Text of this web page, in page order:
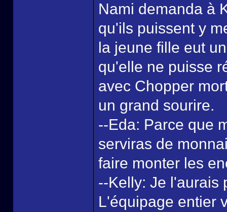
Nami demanda à
qu'ils puissent y
la jeune fille eut
qu'elle ne puisse
avec Chopper
un grand sourire.
--Eda: Parce que
serviras de
faire monter les
--Kelly: Je l'aurais
L'équipage entier